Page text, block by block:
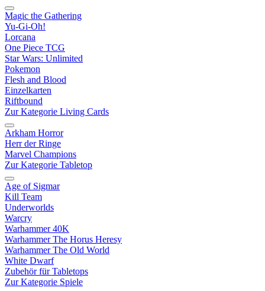
Magic the Gathering
Yu-Gi-Oh!
Lorcana
One Piece TCG
Star Wars: Unlimited
Pokemon
Flesh and Blood
Einzelkarten
Riftbound
Zur Kategorie Living Cards
Arkham Horror
Herr der Ringe
Marvel Champions
Zur Kategorie Tabletop
Age of Sigmar
Kill Team
Underworlds
Warcry
Warhammer 40K
Warhammer The Horus Heresy
Warhammer The Old World
White Dwarf
Zubehör für Tabletops
Zur Kategorie Spiele